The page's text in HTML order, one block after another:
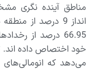
مناطق آینده نگری
انداز 9 درصد از
66.95 درصد از
خود اختصاص داده
می‌دهد که انومالی‌های